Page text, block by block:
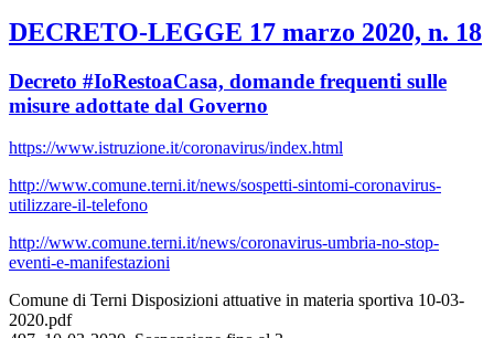
DECRETO-LEGGE 17 marzo 2020, n. 18
Decreto #IoRestoaCasa, domande frequenti sulle
misure adottate dal Governo
https://www.istruzione.it/coronavirus/index.html
http://www.comune.terni.it/news/sospetti-sintomi-coronavirus-
utilizzare-il-telefono
http://www.comune.terni.it/news/coronavirus-umbria-no-stop-
eventi-e-manifestazioni
Comune di Terni Disposizioni attuative in materia sportiva 10-03-
2020.pdf